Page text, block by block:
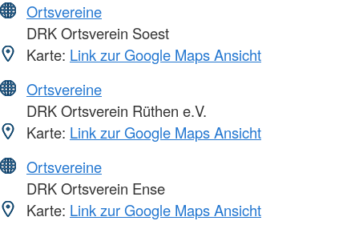
Ortsvereine
DRK Ortsverein Soest
Karte: Link zur Google Maps Ansicht
Ortsvereine
DRK Ortsverein Rüthen e.V.
Karte: Link zur Google Maps Ansicht
Ortsvereine
DRK Ortsverein Ense
Karte: Link zur Google Maps Ansicht